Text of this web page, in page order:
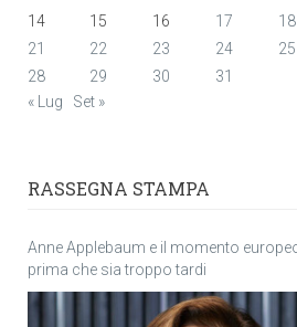
14
15 16 17 18
21
22 23 24 25
28
29 30
31
« Lug
Set »
RASSEGNA STAMPA
Anne Applebaum e il momento
prima che sia troppo tardi